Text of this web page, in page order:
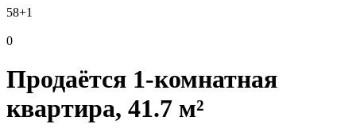
58+1
0
Продаётся 1-комнатная
квартира, 41.7 м²